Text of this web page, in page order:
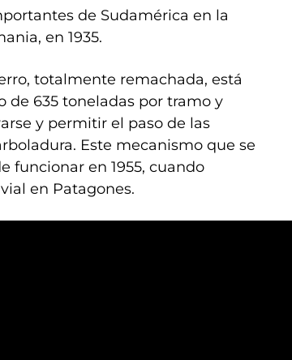
de Sudamérica en la
en 1935.
totalmente remachada, está
de 635 toneladas por tramo y
y permitir el paso de las
Este mecanismo que se
funcionar en 1955, cuando
en Patagones.